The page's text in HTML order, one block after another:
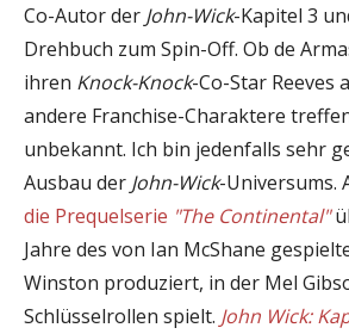
Co-Autor der John-Wick-Kapitel 3
Drehbuch zum Spin-Off. Ob de
ihren Knock-Knock-Co-Star Reeves
andere Franchise-Charaktere
unbekannt. Ich bin jedenfalls sehr
Ausbau der John-Wick-Universums.
die Prequelserie "The Continental"
Jahre des von Ian McShane
Winston produziert, in der Mel
Schlüsselrollen spielt. John Wick: